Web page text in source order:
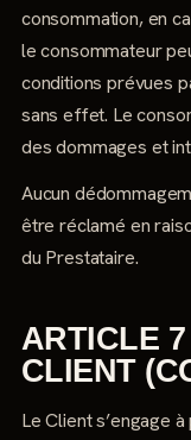
consommation, en
le consommateur
conditions prévues
sans effet. Le
des dommages et
Aucun
être réclamé en
du Prestataire.
ARTICLE
CLIENT
Le Client s’engage